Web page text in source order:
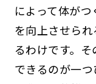
によって体が
を向上させら
るわけです。
できるのが一